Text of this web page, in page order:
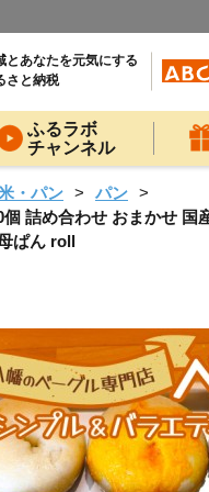
とあなたを元気にする
さと納税
ふるラボ
チャンネル
・パン
パン
個 詰め合わせ おまかせ
ぱん roll